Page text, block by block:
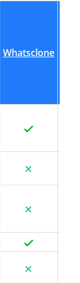
Whatsclone